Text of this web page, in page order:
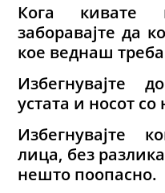
Кога кивате
заборавајте да
кое веднаш
Избегнувајте
устата и носот
Избегнувајте
лица, без
нешто поопасно.